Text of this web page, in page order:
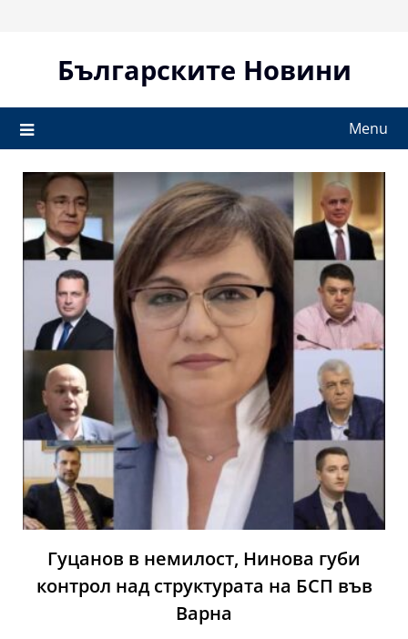
Българските Новини
Menu
Гуцанов в немилост, Нинова губи
контрол над структурата на БСП във
Варна